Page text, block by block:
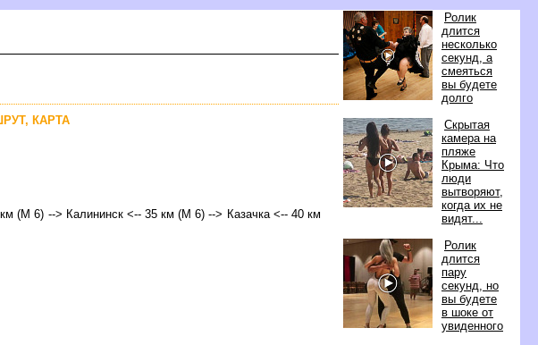
Ролик
длится
несколько
секунд, а
смеяться
ы будете
долго
Скрытая
камера на
пляже
Крыма: Что
люди
ытворяют,
когда их не
идят...
Ролик
длится
пару
секунд, но
ы будете
шоке от
увиденного
КАРТА
(М 6) --> Калининск <-- 35 км (М 6) --> Казачка <-- 40 км